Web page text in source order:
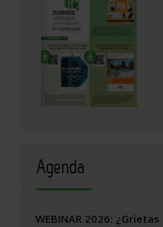
Agenda
WEBINAR 2026: